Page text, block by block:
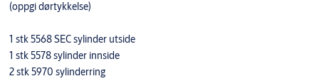
(oppgi dørtykkelse)
1 stk 5568 SEC sylinder utside
1 stk 5578 sylinder innside
2 stk 5970 sylinderring